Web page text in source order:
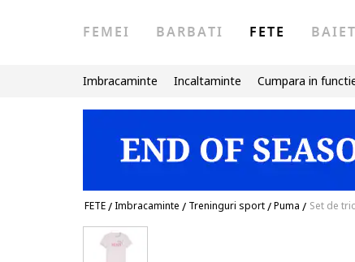
FEMEI BARBATI FETE
Imbracaminte Incaltaminte Cumpara in
FETE/Imbracaminte / Treninguri sport/Puma / Set de